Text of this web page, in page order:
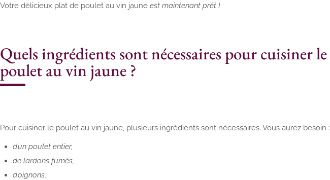
Votre délicieux plat de poulet au vin jaune est maintenant prêt !
Quels ingrédients sont nécessaires pour cuisiner le
poulet au vin jaune ?
Pour cuisiner le poulet au vin jaune, plusieurs ingrédients sont nécessaires. Vous aurez besoin :
d’un poulet entier,
de lardons fumés,
d’oignons,